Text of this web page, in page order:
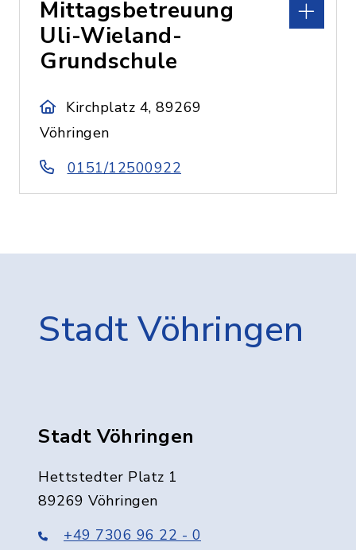
Mittagsbetreuung
Uli-Wieland-
Grundschule
Kirchplatz 4, 89269
Vöhringen
0151/12500922
Stadt Vöhringen
Stadt Vöhringen
Hettstedter Platz 1
89269 Vöhringen
+49 7306 96 22 - 0